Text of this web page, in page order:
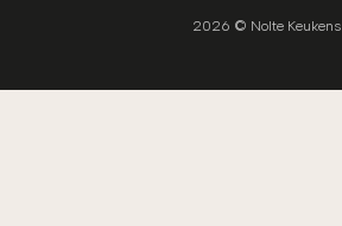
2026 © Nolte Keukens